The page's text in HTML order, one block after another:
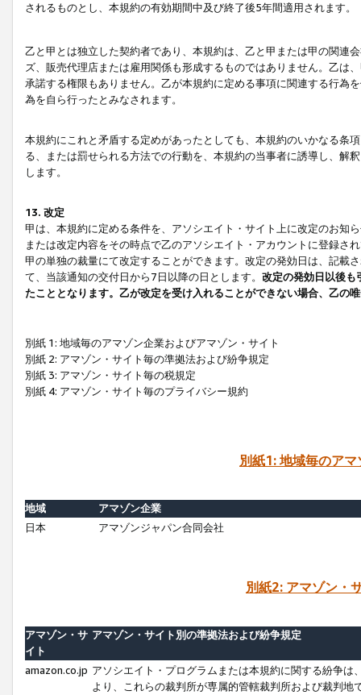
されるものとし、本規約の有効期間中及び終了後5年間適用されます。
乙と甲とは独立した契約者であり、本規約は、乙と甲または甲の関連
ズ、販売代理店または雇用関係も形成するものではありません。乙は
承諾する権限もありません。乙が本規約に定める事項に関連する行為
為を自ら行ったとみなされます。
本規約にこれと矛盾する定めがあったとしても、本規約のいかなる条
る、または罰せられる方法での行動を、本規約の当事者に誘導し、解
します。
13. 改定
甲は、本規約に定める条件を、アソシエイト・サイト上に改定のお知
または改定内容をその時点で乙のアソシエイト・アカウントに登録さ
甲の単独の裁量にて改定することができます。改定の発効日は、記載
て、当該通知の交付日から7日以降の日とします。 改定の発効日以後も
たこととなります。乙が改定を受け入れることができない場合、乙の
別紙 1: 地域毎のアマゾン企業およびアマゾン・サイト
別紙 2: アマゾン・サイト毎の準拠法および紛争規定
別紙 3: アマゾン・サイト毎の税規定
別紙 4: アマゾン・サイト毎のプライバシー規約
別紙1: 地域毎のア
地域
アマゾン企業
日本
アマゾンジャパン合同会社
別紙2: アマゾン・
アマゾン・サ
イト
アマゾン・サイト別の準拠法および紛争規定
amazon.co.jp アソシエイト・プログラムまたは本規約に関する紛争
より、これらの裁判所が専属的管轄裁判所および裁判